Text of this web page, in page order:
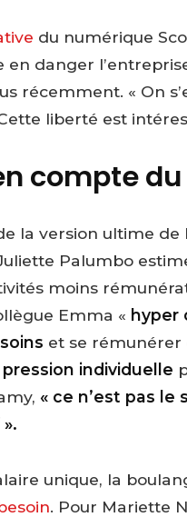
du numérique
en danger
récemment. « On
liberté est
compte
la version ultime
Palumbo
moins
Emma « hyper
et se rémunérer
pression individuelle
« ce n’est pas
unique, la
. Pour Mariette